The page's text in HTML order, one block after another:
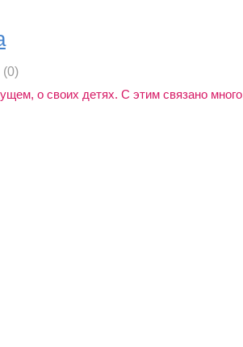
о своих детях. С этим связано много